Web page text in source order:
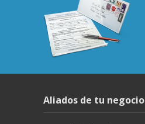
Aliados de tu negocio